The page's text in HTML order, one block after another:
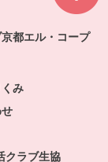
都エル・コープ
み
クラブ生協